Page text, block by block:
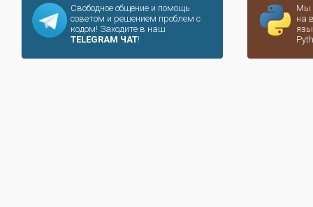
Свободное общение и помощь
советом и решением проблем с
кодом! Заходите в наш
TELEGRAM ЧАТ!
Мы
на